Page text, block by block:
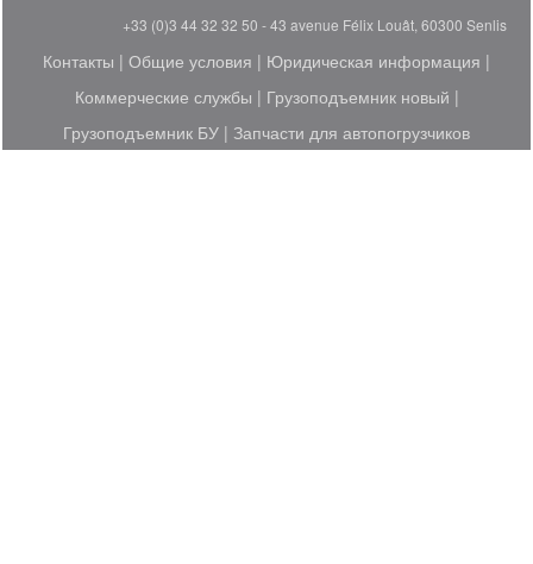
+33 (0)3 44 32 32 50 - 43 avenue Félix Louât, 60300 Senlis
Контакты | Общие условия | Юридическая информация |
Коммерческие службы | Грузоподъемник новый |
Грузоподъемник БУ | Запчасти для автопогрузчиков